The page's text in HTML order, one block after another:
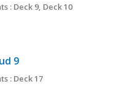
: Deck 9, Deck 10
9
: Deck 17